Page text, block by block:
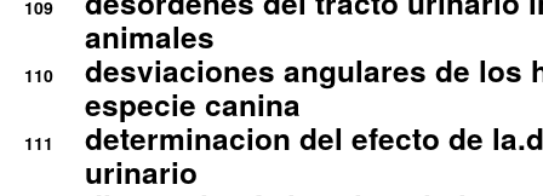
109
animales
110
desviaciones angulares de los
especie canina
111
determinacion del efecto de
urinario